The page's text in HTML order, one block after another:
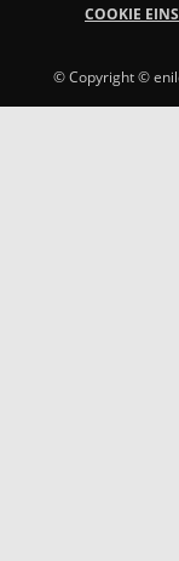
COOKIE
© Copyright ©